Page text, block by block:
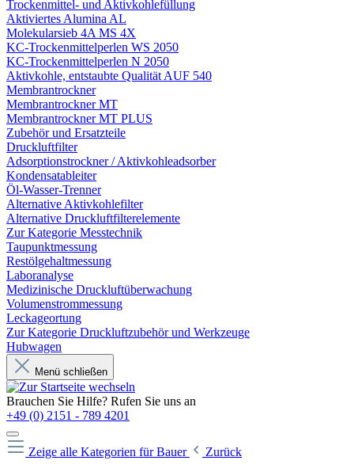
Trockenmittel- und Aktivkohlefüllung
Aktiviertes Alumina AL
Molekularsieb 4A MS 4X
KC-Trockenmittelperlen WS 2050
KC-Trockenmittelperlen N 2050
Aktivkohle, entstaubte Qualität AUF 540
Membrantrockner
Membrantrockner MT
Membrantrockner MT PLUS
Zubehör und Ersatzteile
Druckluftfilter
Adsorptionstrockner / Aktivkohleadsorber
Kondensatableiter
Öl-Wasser-Trenner
Alternative Aktivkohlefilter
Alternative Druckluftfilterelemente
Zur Kategorie Messtechnik
Taupunktmessung
Restölgehaltmessung
Laboranalyse
Medizinische Druckluftüberwachung
Volumenstrommessung
Leckageortung
Zur Kategorie Druckluftzubehör und Werkzeuge
Hubwagen
Menü schließen
Brauchen Sie Hilfe? Rufen Sie uns an
+49 (0) 2151 - 789 4201
Zeige alle Kategorien für Bauer
Zurück